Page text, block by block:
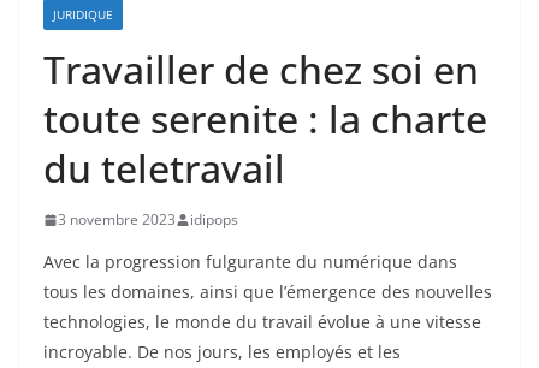
JURIDIQUE
Travailler de chez soi en
toute serenite : la charte
du teletravail
3 novembre 2023 idipops
Avec la progression fulgurante du numérique dans
tous les domaines, ainsi que l’émergence des nouvelles
technologies, le monde du travail évolue à une vitesse
incroyable. De nos jours, les employés et les